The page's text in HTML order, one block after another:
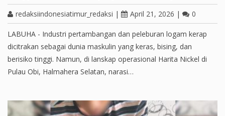
redaksiindonesiatimur_redaksi | April 21, 2026 | 0
LABUHA - Industri pertambangan dan peleburan logam kerap
dicitrakan sebagai dunia maskulin yang keras, bising, dan
berisiko tinggi. Namun, di lanskap operasional Harita Nickel di
Pulau Obi, Halmahera Selatan, narasi…